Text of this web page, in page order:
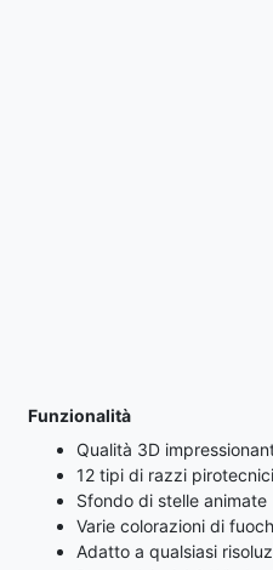
Funzionalità
Qualità 3D
12 tipi di razzi pirotecnici
Sfondo di stelle animate
Varie colorazioni di
Adatto a qualsiasi